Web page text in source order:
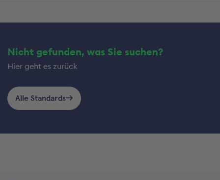
Nicht gefunden, was Sie suchen?
Hier geht es zurück
Alle Standards